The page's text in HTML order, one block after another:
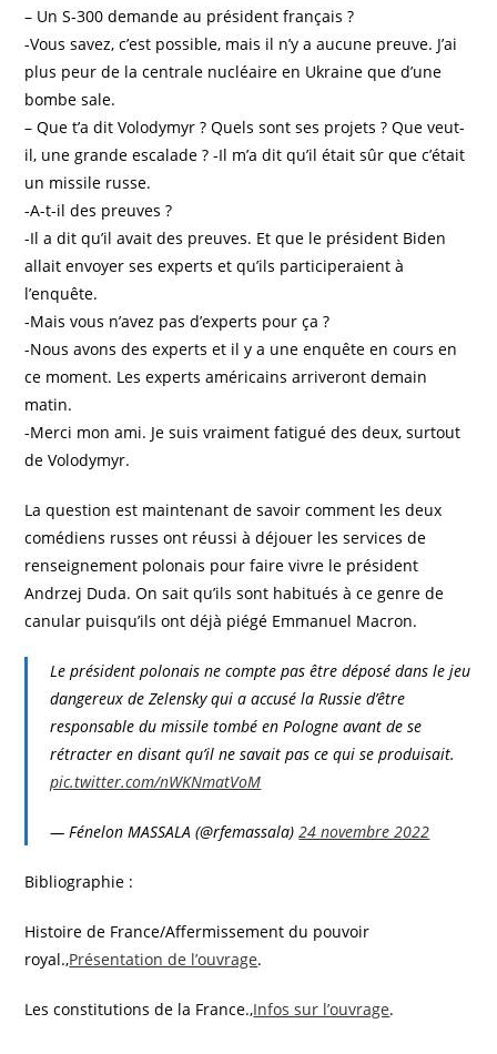
– Un S-300 demande au président français ?
-Vous savez, c’est possible, mais il n’y a aucune preuve. J’ai
plus peur de la centrale nucléaire en Ukraine que d’une
bombe sale.
– Que t’a dit Volodymyr ? Quels sont ses projets ? Que veut-
il, une grande escalade ? -Il m’a dit qu’il était sûr que c’était
un missile russe.
-A-t-il des preuves ?
-Il a dit qu’il avait des preuves. Et que le président Biden
allait envoyer ses experts et qu’ils participeraient à
l’enquête.
-Mais vous n’avez pas d’experts pour ça ?
-Nous avons des experts et il y a une enquête en cours en
ce moment. Les experts américains arriveront demain
matin.
-Merci mon ami. Je suis vraiment fatigué des deux, surtout
de Volodymyr.
La question est maintenant de savoir comment les deux
comédiens russes ont réussi à déjouer les services de
renseignement polonais pour faire vivre le président
Andrzej Duda. On sait qu’ils sont habitués à ce genre de
canular puisqu’ils ont déjà piégé Emmanuel Macron.
Le président polonais ne compte pas être déposé dans le jeu
dangereux de Zelensky qui a accusé la Russie d’être
responsable du missile tombé en Pologne avant de se
rétracter en disant qu’il ne savait pas ce qui se produisait.
pic.twitter.com/nWKNmatVoM
— Fénelon MASSALA (@rfemassala)24 novembre 2022
Bibliographie :
Histoire de France/Affermissement du pouvoir
royal.,Présentation de l’ouvrage.
Les constitutions de la France.,Infos sur l’ouvrage.